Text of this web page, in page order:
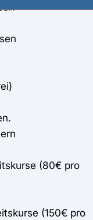
(80€ pro
(150€ pro